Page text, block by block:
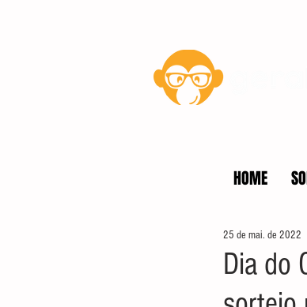
HOME
Dia do
25 de mai. de 2022